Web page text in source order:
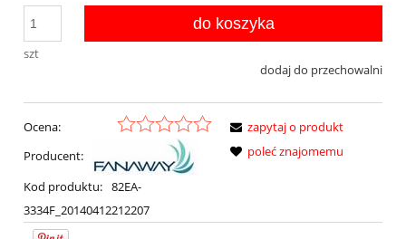
szt
do koszyka
dodaj do przechowalni
Ocena:
Producent:
Kod produktu: 82EA-
3334F_20140412212207
zapytaj o produkt
poleć znajomemu